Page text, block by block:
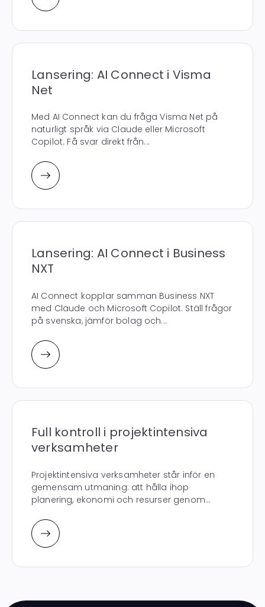
Lansering: AI Connect i Visma
Net
Med AI Connect kan du fråga Visma Net på
naturligt språk via Claude eller Microsoft
Copilot. Få svar direkt från...
Lansering: AI Connect i Business
NXT
AI Connect kopplar samman Business NXT
med Claude och Microsoft Copilot. Ställ frågor
på svenska, jämför bolag och...
Full kontroll i projektintensiva
verksamheter
Projektintensiva verksamheter står inför en
gemensam utmaning: att hålla ihop
planering, ekonomi och resurser genom...